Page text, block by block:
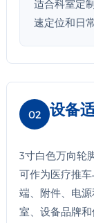
适合科室定
速定位和日
02 设备
3寸白色万向轮
可作为医疗推
端、附件、电
室、设备品牌